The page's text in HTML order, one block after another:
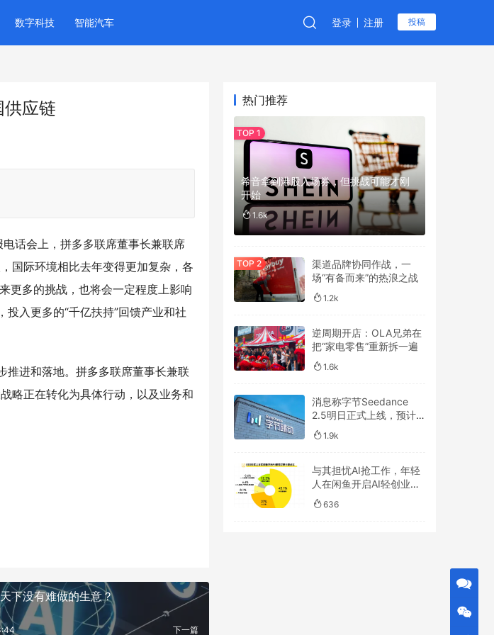
数字科技 智能汽车 登录 注册 投稿
应链
话会上，拼多多联席董事长兼联席
国际环境相比去年变得更加复杂，各
更多的挑战，也将会一定程度上影响
入更多的“千亿扶持”回馈产业和社
推进和落地。拼多多联席董事长兼联
略正在转化为具体行动，以及业务和
下没有难做的生意？
下一篇
热门推荐
希音拿到港股入场券，但挑战可能才刚
开始
1.6k
渠道品牌协同作战，一
场“有备而来”的热浪之战
1.2k
逆周期开店：OLA兄弟在
把“家电零售”重新拆一遍
1.6k
消息称字节Seedance
2.5明日正式上线，预计
一周后开放API
1.9k
与其担忧AI抢工作，年轻
人在闲鱼开启AI轻创业浪
潮
636